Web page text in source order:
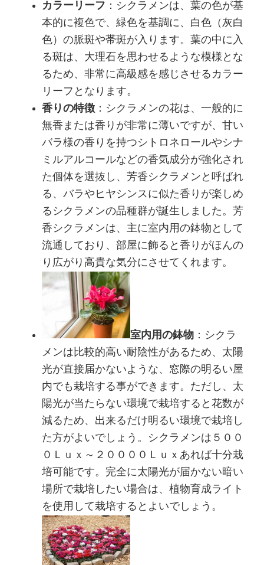
カラーリーフ ：シクラメンは、葉の色が基
本的に複色で、緑色を基調に、白色（灰白
色）の脈斑や帯斑が入ります。葉の中に入
る斑は、大理石を思わせるような模様とな
るため、非常に高級感を感じさせるカラー
リーフとなります。
香りの特徴 ：シクラメンの花は、一般的に
無香または香りが非常に薄いですが、甘い
バラ様の香りを持つシトロネロールやシナ
ミルアルコールなどの香気成分が強化され
た個体を選抜し、芳香シクラメンと呼ばれ
る、バラやヒヤシンスに似た香りが楽しめ
るシクラメンの品種群が誕生しました。芳
香シクラメンは、主に室内用の鉢物として
流通しており、部屋に飾ると香りがほんの
り広がり高貴な気分にさせてくれます。
室内用の鉢物 ：シクラ
メンは比較的高い耐陰性があるため、太陽
光が直接届かないような、窓際の明るい屋
内でも栽培する事ができます。ただし、太
陽光が当たらない環境で栽培すると花数が
減るため、出来るだけ明るい環境で栽培し
た方がよいでしょう。シクラメンは５００
０Ｌｕｘ～２００００Ｌｕｘあれば十分栽
培可能です。完全に太陽光が届かない暗い
場所で栽培したい場合は、植物育成ライト
を使用して栽培するとよいでしょう。